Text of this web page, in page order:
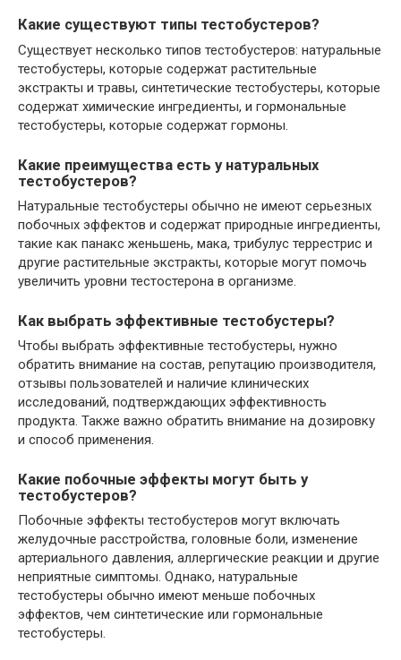
Какие существуют типы тестобустеров?
Существует несколько типов тестобустеров: натуральные
тестобустеры, которые содержат растительные
экстракты и травы, синтетические тестобустеры, которые
содержат химические ингредиенты, и гормональные
тестобустеры, которые содержат гормоны.
Какие преимущества есть у натуральных
тестобустеров?
Натуральные тестобустеры обычно не имеют серьезных
побочных эффектов и содержат природные ингредиенты,
такие как панакс женьшень, мака, трибулус террестрис и
другие растительные экстракты, которые могут помочь
увеличить уровни тестостерона в организме.
Как выбрать эффективные тестобустеры?
Чтобы выбрать эффективные тестобустеры, нужно
обратить внимание на состав, репутацию производителя,
отзывы пользователей и наличие клинических
исследований, подтверждающих эффективность
продукта. Также важно обратить внимание на дозировку
и способ применения.
Какие побочные эффекты могут быть у
тестобустеров?
Побочные эффекты тестобустеров могут включать
желудочные расстройства, головные боли, изменение
артериального давления, аллергические реакции и другие
неприятные симптомы. Однако, натуральные
тестобустеры обычно имеют меньше побочных
эффектов, чем синтетические или гормональные
тестобустеры.